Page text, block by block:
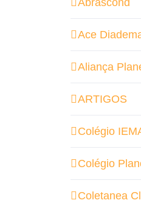
Abrascond
Ace
Aliança
ARTIGOS
Colégio
Colégio
Coletanea